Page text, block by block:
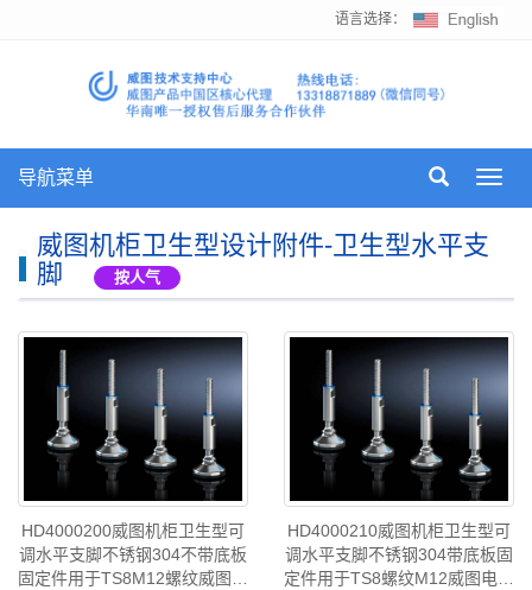
语言选择：
导航菜单
威图机柜卫生型设计附件-卫生型水平支
脚
按人气
HD4000200威图机柜卫生型可
调水平支脚不锈钢304不带底板
固定件用于TS8M12螺纹威图电
HD4000210威图机柜卫生型可
调水平支脚不锈钢304带底板固
定件用于TS8螺纹M12威图电柜